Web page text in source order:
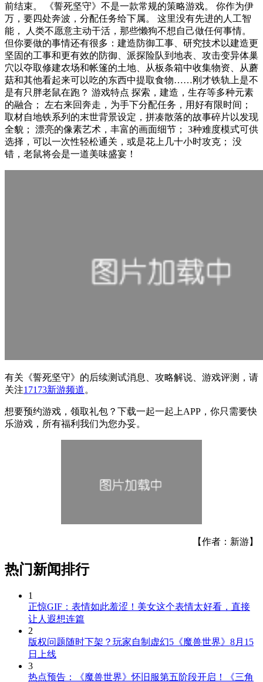
前结束。 《誓死坚守》不是一款常规的策略游戏。 你作为伊
万，要四处奔波，分配任务给下属。 这里没有先进的人工智
能， 人类不愿意主动干活，那些懒狗不想自己做任何事情。
但你要做的事情还有很多：建造防御工事、研究技术以建造更
坚固的工事和更有效的防御、派探险队到地表、攻击变异体巢
穴以夺取修建农场和帐篷的土地、从板条箱中收集物资、从蘑
菇和其他看起来可以吃的东西中提取食物……刚才铁轨上是不
是有只胖老鼠在跑？ 游戏特点 探索，建造，生存等多种元素
的融合； 左右来回奔走，为手下分配任务，用好有限时间；
取材自地铁系列的末世背景设定，拼凑散落的故事碎片以发现
全貌； 漂亮的像素艺术，丰富的画面细节； 3种难度模式可供
选择，可以一次性轻松通关，或是花上几十小时攻克； 没
错，老鼠将会是一道美味盛宴！
有关 《誓死坚守》 的后续测试消息、攻略解说、游戏评测，请
关注17173新游频道。
想要预约游戏，领取礼包？下载一起一起上APP，你只需要快
乐游戏，所有福利我们为您办妥。
【作者：新游】
热门新闻排行
1
正惊GIF：表情如此羞涩！美女这个表情太好看，直接
让人遐想连篇
2
版权问题随时下架？玩家自制虚幻5《魔兽世界》8月15
日上线
3
热点预告：《魔兽世界》怀旧服第五阶段开启！《三角